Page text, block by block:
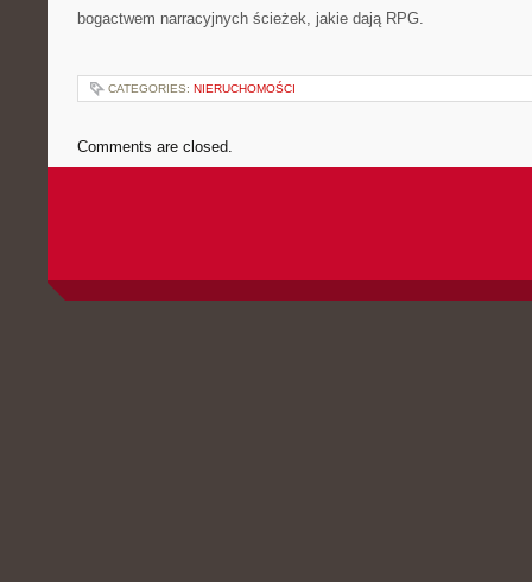
bogactwem narracyjnych ścieżek, jakie dają RPG.
CATEGORIES: NIERUCHOMOŚCI
Comments are closed.